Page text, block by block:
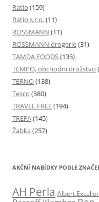
Ratio (159)
Ratio s.r.o.(11)
ROSSMANN (11)
ROSSMANN drogerie(31)
TAMDA FOODS(135)
TEMPO, obchodní družstvo
TERNO(138)
Tesco (580)
TRAVEL FREE(194)
TREFA(145)
Žabka (257)
AKČNÍ NABÍDKY PODLE
AH Perla Albert